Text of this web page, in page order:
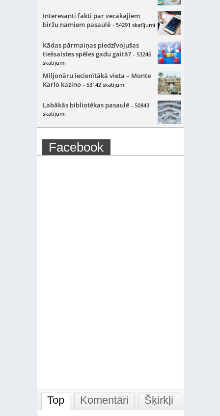
Interesanti fakti par vecākajiem
biržu namiem pasaulē - 54291 skatījumi
Kādas pārmaiņas piedzīvojušas
tiešsaistes spēles gadu gaitā? - 53246
skatījumi
Miljonāru iecienītākā vieta – Monte
Karlo kazino - 53142 skatījumi
Labākās bibliotēkas pasaulē - 50843
skatījumi
Facebook
Top Komentāri Šķirkļi